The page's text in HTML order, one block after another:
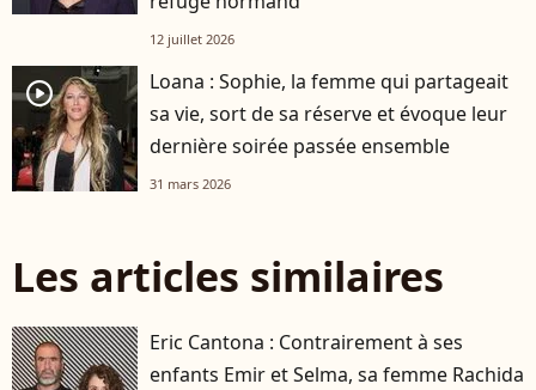
12 juillet 2026
player2
Loana : Sophie, la femme qui partageait
sa vie, sort de sa réserve et évoque leur
dernière soirée passée ensemble
31 mars 2026
Les articles similaires
Eric Cantona : Contrairement à ses
enfants Emir et Selma, sa femme Rachida